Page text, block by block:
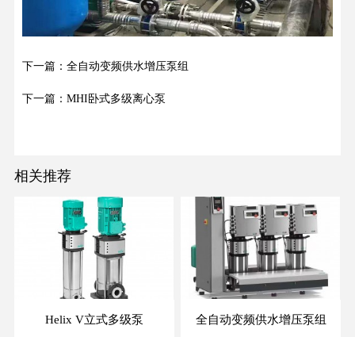
下一篇：全自动变频供水增压泵组
下一篇：MHI卧式多级离心泵
相关推荐
Helix V立式多级泵 全自动变频供水增压泵组